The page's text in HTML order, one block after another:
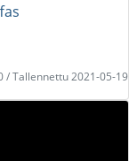
/ Tallennettu 2021-05-19